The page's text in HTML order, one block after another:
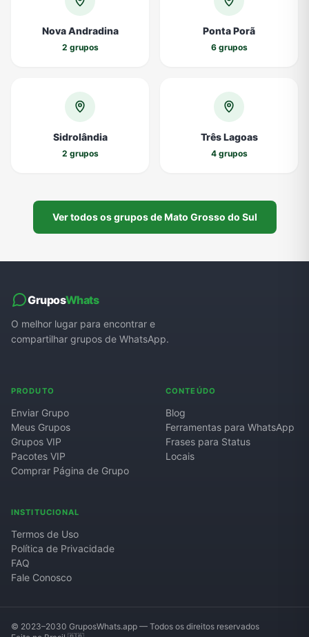
Nova Andradina
2 grupos
Ponta Porã
6 grupos
Sidrolândia
2 grupos
Três Lagoas
4 grupos
Ver todos os grupos de Mato Grosso do Sul
GruposWhats
O melhor lugar para encontrar e
compartilhar grupos de WhatsApp.
PRODUTO
Enviar Grupo
Meus Grupos
Grupos VIP
Pacotes VIP
Comprar Página de Grupo
CONTEÚDO
Blog
Ferramentas para WhatsApp
Frases para Status
Locais
INSTITUCIONAL
Termos de Uso
Política de Privacidade
FAQ
Fale Conosco
© 2023–2030 GruposWhats.app — Todos os direitos reservados